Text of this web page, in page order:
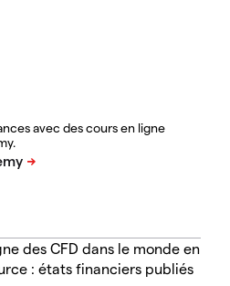
avec des cours en ligne
des CFD dans le monde en
: états financiers publiés